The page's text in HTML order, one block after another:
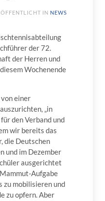
IN NEWS
der 72.
der Herren und
Wochenende
einer
„in
den Verband und
wir bereits das
die Deutschen
und im Dezember
ausgerichtet
Aufgabe
zu mobilisieren und
zu opfern. Aber